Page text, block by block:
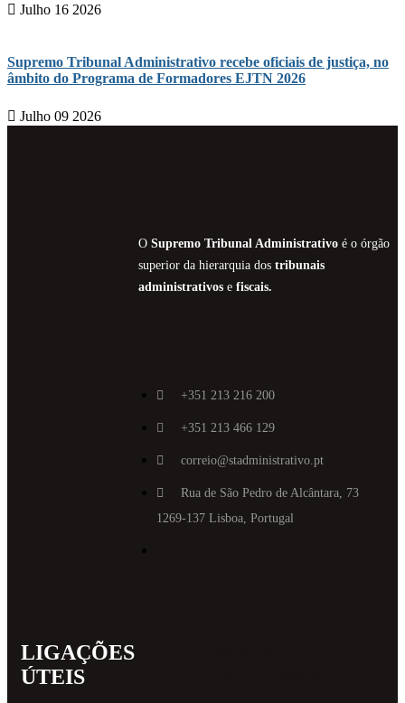
Julho 16 2026
Supremo Tribunal Administrativo recebe oficiais de justiça, no
âmbito do Programa de Formadores EJTN 2026
Julho 09 2026
O Supremo Tribunal Administrativoé o órgão
superior da hierarquia dos tribunais
administrativose fiscais.
+351 213 216 200
+351 213 466 129
correio@stadministrativo.pt
Rua de São Pedro de Alcântara, 73
1269-137 Lisboa, Portugal
LIGAÇÕES
ÚTEIS